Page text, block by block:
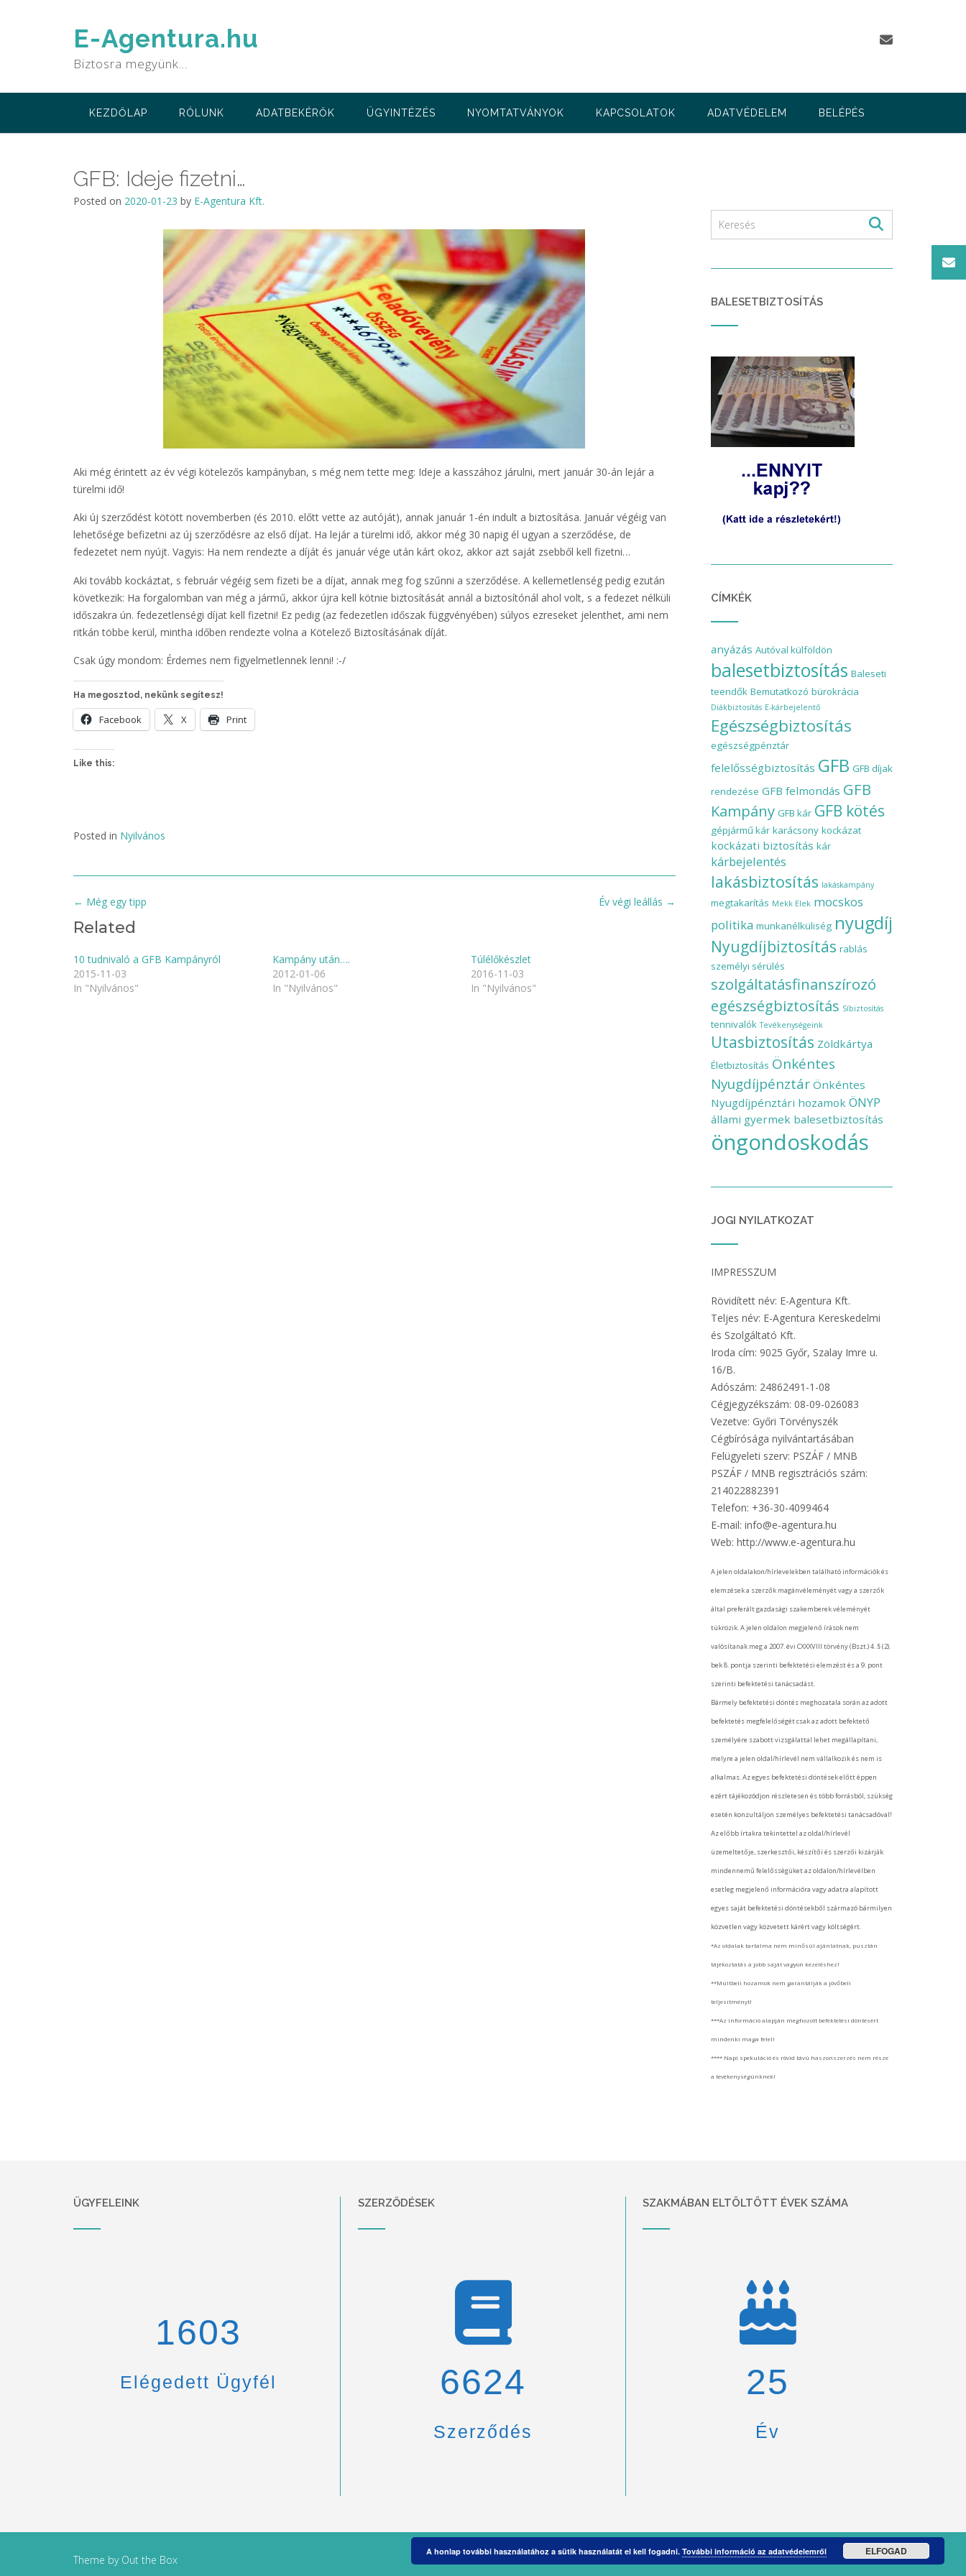
E-Agentura.hu
Biztosra megyünk…
KEZDŐLAP RÓLUNK ADATBEKÉRŐK ÜGYINTÉZÉS NYOMTATVÁNYOK KAPCSOLATOK ADATVÉDELEM BELÉPÉS
GFB: Ideje fizetni…
Posted on 2020-01-23 by E-Agentura Kft.
Aki még érintett az év végi kötelezős kampányban, s még nem tette meg: Ideje a kasszához járulni, mert január 30-án lejár a
türelmi idő!
Aki új szerződést kötött novemberben (és 2010. előtt vette az autóját), annak január 1-én indult a biztosítása. Január végéig van
lehetősége befizetni az új szerződésre az első díjat. Ha lejár a türelmi idő, akkor még 30 napig él ugyan a szerződése, de
fedezetet nem nyújt. Vagyis: Ha nem rendezte a díját és január vége után kárt okoz, akkor azt saját zsebből kell fizetni…
Aki tovább kockáztat, s február végéig sem fizeti be a díjat, annak meg fog szűnni a szerződése. A kellemetlenség pedig ezután
következik: Ha forgalomban van még a jármű, akkor újra kell kötnie biztosítását annál a biztosítónál ahol volt, s a fedezet nélküli
időszakra ún. fedezetlenségi díjat kell fizetni! Ez pedig (az fedezetlen időszak függvényében) súlyos ezreseket jelenthet, ami nem
ritkán többe kerül, mintha időben rendezte volna a Kötelező Biztosításának díját.
Csak úgy mondom: Érdemes nem figyelmetlennek lenni! :-/
Ha megosztod, nekünk segítesz!
Facebook X Print
Like this:
Posted in Nyilvános
Post
Év végi leállás →
← Még egy tipp
Related
10 tudnivaló a GFB Kampányról
2015-11-03
In "Nyilvános"
Kampány után….
2012-01-06
In "Nyilvános"
Túlélőkészlet
2016-11-03
In "Nyilvános"
BALESETBIZTOSÍTÁS
CÍMKÉK
anyázás Autóval külföldön
balesetbiztosítás Baleseti
teendők Bemutatkozó bürokrácia
Diákbiztosítás E-kárbejelentő
Egészségbiztosítás
egészségpénztár
felelősségbiztosítás GFB GFB díjak
rendezése GFB felmondás GFB
Kampány GFB kár GFB kötés
gépjármű kár karácsony kockázat
kockázati biztosítás kár
kárbejelentés
lakásbiztosítás lakáskampány
megtakarítás Mekk Elek mocskos
politika munkanélküliség nyugdíj
Nyugdíjbiztosítás rablás
személyi sérülés
szolgáltatásfinanszírozó
egészségbiztosítás Síbiztosítás
tennivalók Tevékenységeink
Utasbiztosítás Zöldkártya
Életbiztosítás Önkéntes
Nyugdíjpénztár Önkéntes
Nyugdíjpénztári hozamok ÖNYP
állami gyermek balesetbiztosítás
öngondoskodás
JOGI NYILATKOZAT
IMPRESSZUM
Rövidített név: E-Agentura Kft.
Teljes név: E-Agentura Kereskedelmi
és Szolgáltató Kft.
Iroda cím: 9025 Győr, Szalay Imre u.
16/B.
Adószám: 24862491-1-08
Cégjegyzékszám: 08-09-026083
Vezetve: Győri Törvényszék
Cégbírósága nyilvántartásában
Felügyeleti szerv: PSZÁF / MNB
PSZÁF / MNB regisztrációs szám:
214022882391
Telefon: +36-30-4099464
E-mail: info@e-agentura.hu
Web: http://www.e-agentura.hu
A jelen oldalakon/hírlevelekben található információk és
elemzések a szerzők magánvéleményét vagy a szerzők
által preferált gazdasági szakemberek véleményét
tükrözik. A jelen oldalon megjelenő írások nem
valósítanak meg a 2007. évi CXXXVIII törvény (Bszt.) 4. § (2).
bek 8. pontja szerinti befektetési elemzést és a 9. pont
szerinti befektetési tanácsadást.
Bármely befektetési döntés meghozatala során az adott
befektetés megfelelőségét csak az adott befektető
személyére szabott vizsgálattal lehet megállapítani,
melyre a jelen oldal/hírlevél nem vállalkozik és nem is
alkalmas. Az egyes befektetési döntések előtt éppen
ezért tájékozódjon részletesen és több forrásból, szükség
esetén konzultáljon személyes befektetési tanácsadóval!
Az előbb írtakra tekintettel az oldal/hírlevél
üzemeltetője, szerkesztői, készítői és szerzői kizárják
mindennemű felelősségüket az oldalon/hírlevélben
esetleg megjelenő információra vagy adatra alapított
egyes saját befektetési döntésekből származó bármilyen
közvetlen vagy közvetett kárért vagy költségért.
*Az oldalak tartalma nem minősül ajánlatnak, pusztán
tájékoztatás a jobb saját vagyon kezeléshez!
**Múltbeli hozamok nem garantálják a jövőbeli
teljesítményt!
***Az információ alapján meghozott befektetési döntésért
mindenki maga felel!
**** Napi spekuláció és rövid távú haszonszerzés nem része
a tevékenységünknek!
ÜGYFELEINK
1670
Elégedett Ügyfél
SZERZŐDÉSEK
6900
Szerződés
SZAKMÁBAN ELTÖLTÖTT ÉVEK SZÁMA
26
Év
Theme by Out the Box
A honlap további használatához a sütik használatát el kell fogadni. További információ az adatvédelemről ELFOGAD